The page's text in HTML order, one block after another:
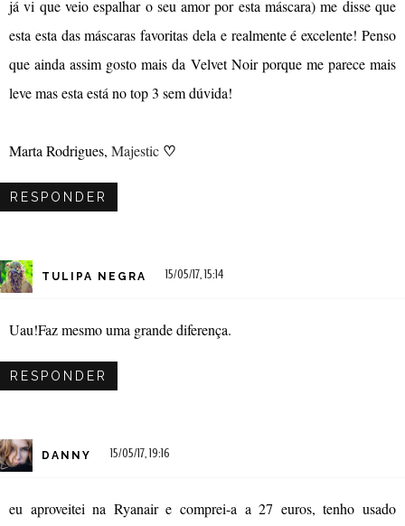
já vi que veio espalhar o seu amor por esta máscara) me disse que
esta esta das máscaras favoritas dela e realmente é excelente! Penso
que ainda assim gosto mais da Velvet Noir porque me parece mais
leve mas esta está no top 3 sem dúvida!
Marta Rodrigues, Majestic ♡
RESPONDER
TULIPA NEGRA 15/05/17, 15:14
Uau!Faz mesmo uma grande diferença.
RESPONDER
DANNY 15/05/17, 19:16
eu aproveitei na Ryanair e comprei-a a 27 euros, tenho usado